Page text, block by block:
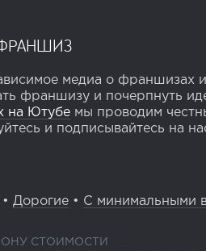
медиа о франшизах
франшизу и почерпнуть
на Ютубе мы проводим
и подписывайтесь на
• Дорогие • С минимальными
СТОИМОСТИ